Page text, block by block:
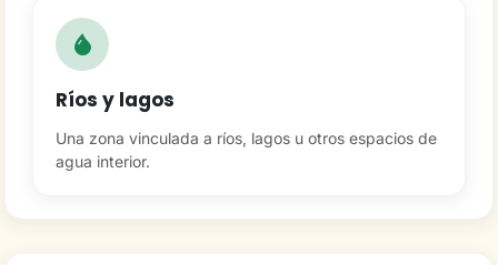
Ríos y lagos
Una zona vinculada a ríos, lagos u otros espacios de
agua interior.